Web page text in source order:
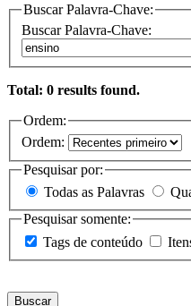
Buscar Palavra-Chave:
Buscar Palavra-Chave:
Total: 0 results found.
Ordem:
Ordem:
Pesquisar por:
Todas as Palavras
Pesquisar somente:
Tags de conteúdo
Buscar